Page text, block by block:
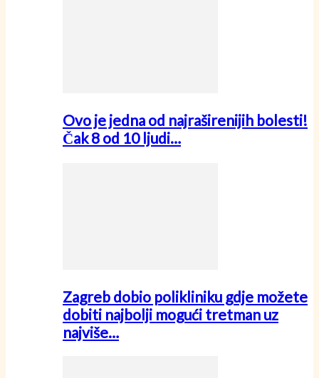
Ovo je jedna od najraširenijih bolesti!
Čak 8 od 10 ljudi…
Zagreb dobio polikliniku gdje možete
dobiti najbolji mogući tretman uz
najviše…